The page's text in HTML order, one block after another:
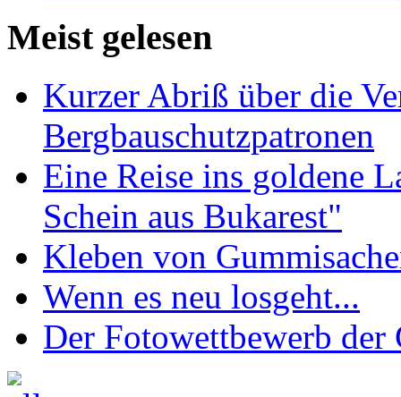
Meist gelesen
Kurzer Abriß über die
Bergbauschutzpatronen
Eine Reise ins goldene
Schein aus Bukarest"
Kleben von
Wenn es neu losgeht...
Der Fotowettbewerb der